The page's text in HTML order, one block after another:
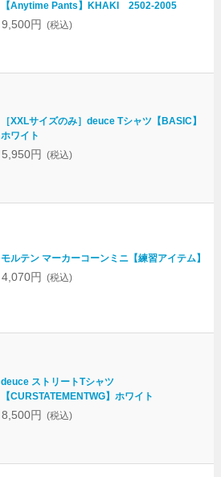
【Anytime Pants】KHAKI 2502-2005
9,500円 (税込)
［XXLサイズのみ］deuce Tシャツ【BASIC】
ホワイト
5,950円 (税込)
モルテン マーカーコーンミニ【練習アイテム】
4,070円 (税込)
deuce ストリートTシャツ
【CURSTATEMENTWG】ホワイト
8,500円 (税込)